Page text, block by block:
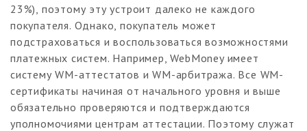
23%), поэтому эту устроит далеко не каждого
покупателя. Однако, покупатель может
подстраховаться и воспользоваться возможностями
платежных систем. Например, WebMoney имеет
систему WM-аттестатов и WM-арбитража. Все WM-
сертификаты начиная от начального уровня и выше
обязательно проверяются и подтверждаются
уполномочиями центрам аттестации. Поэтому служат